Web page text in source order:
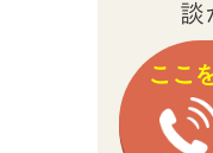
談
ここ